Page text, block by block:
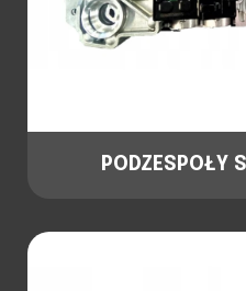
PODZESPOŁY